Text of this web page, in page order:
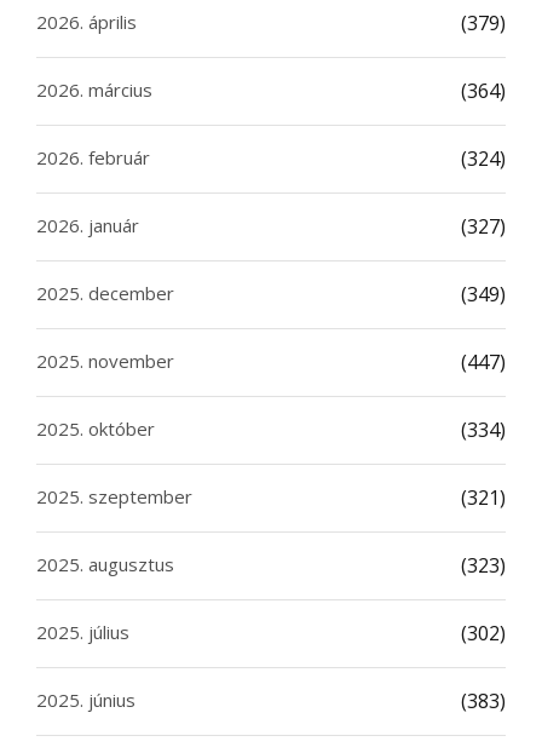
2026. április (379)
2026. március (364)
2026. február (324)
2026. január (327)
2025. december (349)
2025. november (447)
2025. október (334)
2025. szeptember (321)
2025. augusztus (323)
2025. július (302)
2025. június (383)